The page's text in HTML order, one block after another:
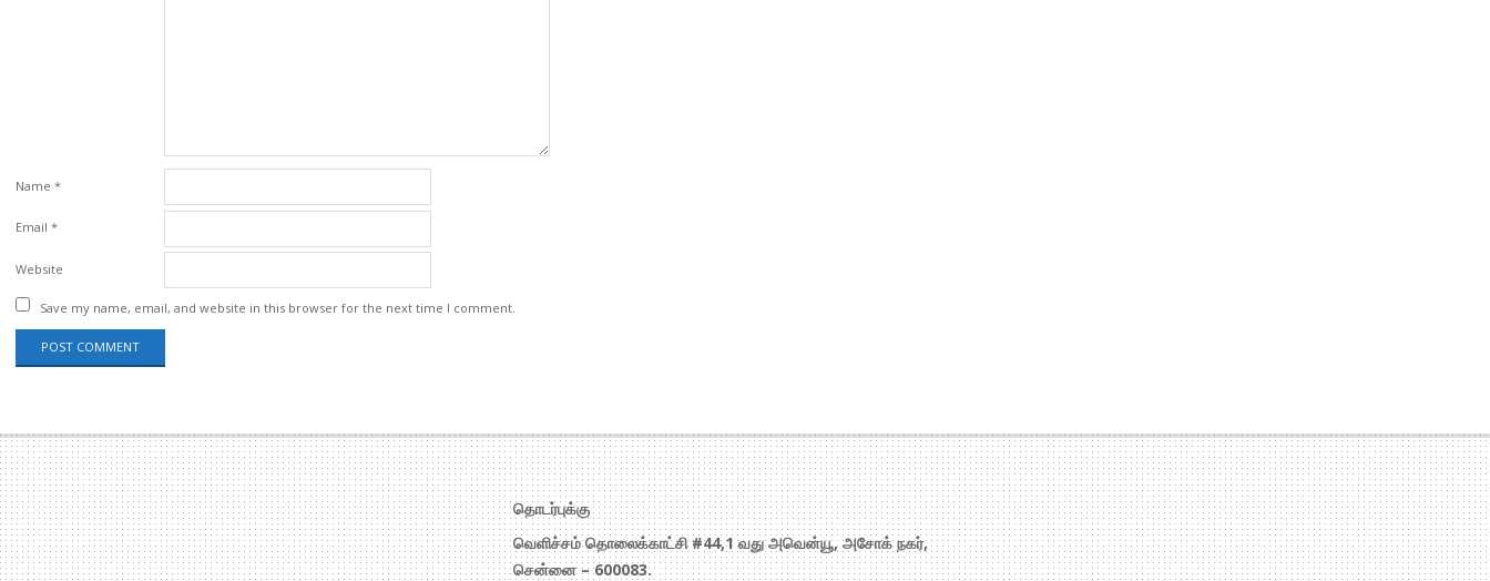
Name *
Email *
Website
Save my name, email, and website in this browser for the next time I comment.
தொடர்புக்கு
வெளிச்சம் தொலைக்காட்சி #44,1 வது அவென்யூ, அசோக் நகர்,
சென்னை – 600083.